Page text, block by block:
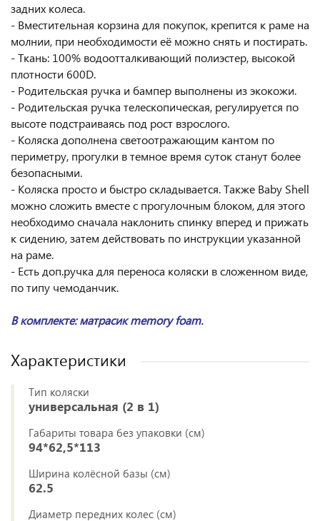
задних колеса.
- Вместительная корзина для покупок, крепится к раме на
молнии, при необходимости её можно снять и постирать.
- Ткань: 100% водоотталкивающий полиэстер, высокой
плотности 600D.
- Родительская ручка и бампер выполнены из экокожи.
- Родительская ручка телескопическая, регулируется по
высоте подстраиваясь под рост взрослого.
- Коляска дополнена светоотражающим кантом по
периметру, прогулки в темное время суток станут более
безопасными.
- Коляска просто и быстро складывается. Также Baby Shell
можно сложить вместе с прогулочным блоком, для этого
необходимо сначала наклонить спинку вперед и прижать
к сидению, затем действовать по инструкции указанной
на раме.
- Есть доп.ручка для переноса коляски в сложенном виде,
по типу чемоданчик.
В комплекте: матрасик memory foam.
Характеристики
Тип коляски
универсальная (2 в 1)
Габариты товара без упаковки (см)
94*62,5*113
Ширина колёсной базы (см)
62.5
Диаметр передних колес (см)